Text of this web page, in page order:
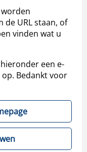
de URL staan, of
vinden wat u
een e-
Bedankt voor